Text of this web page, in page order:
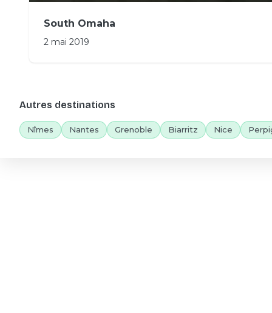
South Omaha
2 mai 2019
Autres destinations
Nîmes Nantes Grenoble Biarritz Nice